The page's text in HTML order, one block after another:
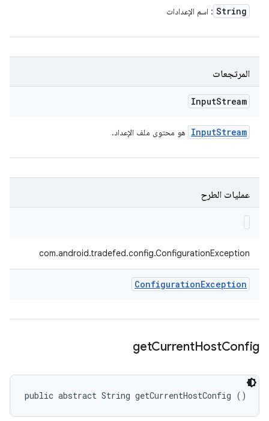
String : اسم الإعدادات
المرتجعات
InputStream
InputStream هو محتوى ملف الإعداد.
عمليات الطرح
com.android.tradefed.config.ConfigurationException
ConfigurationException
getCurrentHostConfig
public abstract String getCurrentHostConfig ()